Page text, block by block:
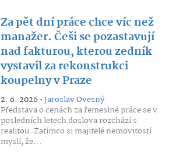
Za pět dní práce chce víc než
manažer. Češi se pozastavují
nad fakturou, kterou zedník
vystavil za rekonstrukci
koupelny v Praze
2. 6. 2026 •Jaroslav Ovesný
Představa o cenách za řemeslné práce se v
posledních letech doslova rozchází s
realitou. Zatímco si majitelé nemovitostí
myslí, že...